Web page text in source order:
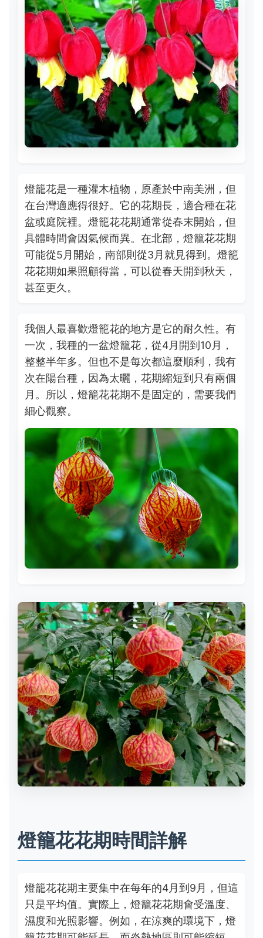
燈籠花是一種灌木植物，原產於中南美洲，但
在台灣適應得很好。它的花期長，適合種在花
盆或庭院裡。燈籠花花期通常從春末開始，但
具體時間會因氣候而異。在北部，燈籠花花期
可能從5月開始，南部則從3月就見得到。燈籠
花花期如果照顧得當，可以從春天開到秋天，
甚至更久。
我個人最喜歡燈籠花的地方是它的耐久性。有
一次，我種的一盆燈籠花，從4月開到10月，
整整半年多。但也不是每次都這麼順利，我有
次在陽台種，因為太曬，花期縮短到只有兩個
月。所以，燈籠花花期不是固定的，需要我們
細心觀察。
燈籠花花期時間詳解
燈籠花花期主要集中在每年的4月到9月，但這
只是平均值。實際上，燈籠花花期會受溫度、
濕度和光照影響。例如，在涼爽的環境下，燈